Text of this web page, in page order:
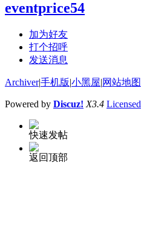
eventprice54
加为好友
打个招呼
发送消息
Archiver|手机版|小黑屋|网站地图
Powered by Discuz! X3.4 Licensed
快速发帖
返回顶部